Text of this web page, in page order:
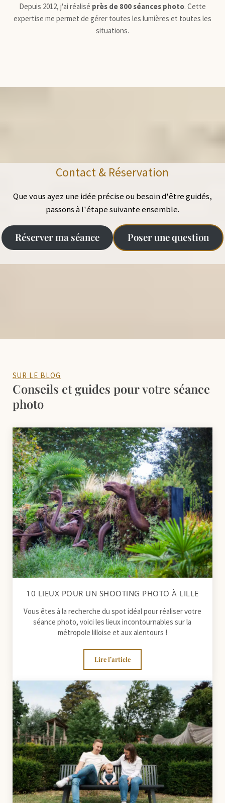
Depuis 2012, j'ai réalisé près de 800 séances photo. Cette
expertise me permet de gérer toutes les lumières et toutes les
situations.
Contact & Réservation
Que vous ayez une idée précise ou besoin d'être guidés,
passons à l'étape suivante ensemble.
Réserver ma séance Poser une question
SUR LE BLOG
Conseils et guides pour votre séance
photo
10 LIEUX POUR UN SHOOTING PHOTO À LILLE
Vous êtes à la recherche du spot idéal pour réaliser votre
séance photo, voici les lieux incontournables sur la
métropole lilloise et aux alentours !
Lire l’article10 lieux pour un shooting photo à